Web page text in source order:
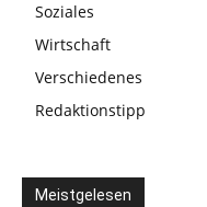
Soziales
Wirtschaft
Verschiedenes
Redaktionstipp
Meistgelesen